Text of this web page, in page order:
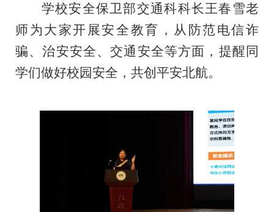
学校安全保卫部交通科科长王春雪老
师为大家开展安全教育，从防范电信诈
骗、治安安全、交通安全等方面，提醒同
学们做好校园安全，共创平安北航。